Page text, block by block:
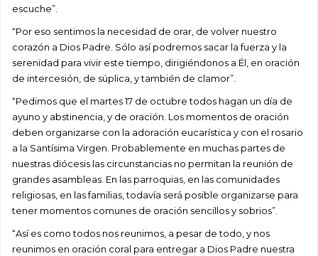
escuche”.
“Por eso sentimos la necesidad de orar, de volver nuestro
corazón a Dios Padre. Sólo así podremos sacar la fuerza y la
serenidad para vivir este tiempo, dirigiéndonos a Él, en oración
de intercesión, de súplica, y también de clamor”.
“Pedimos que el martes 17 de octubre todos hagan un día de
ayuno y abstinencia, y de oración. Los momentos de oración
deben organizarse con la adoración eucarística y con el rosario
a la Santísima Virgen. Probablemente en muchas partes de
nuestras diócesis las circunstancias no permitan la reunión de
grandes asambleas. En las parroquias, en las comunidades
religiosas, en las familias, todavía será posible organizarse para
tener momentos comunes de oración sencillos y sobrios”.
“Así es como todos nos reunimos, a pesar de todo, y nos
reunimos en oración coral para entregar a Dios Padre nuestra